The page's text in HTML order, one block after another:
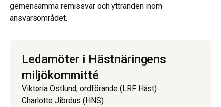
gemensamma remissvar och yttranden inom
ansvarsområdet.
Ledamöter i Hästnäringens
miljökommitté
Viktoria Östlund, ordförande (LRF Häst)
Charlotte Jibréus (HNS)